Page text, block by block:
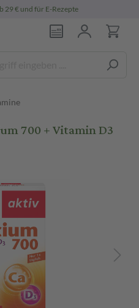
29 € und für E-Rezepte
700 + Vitamin D3